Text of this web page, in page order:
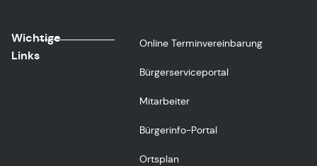
Wichtige
Links
Online Terminvereinbarung
Bürgerserviceportal
Mitarbeiter
Bürgerinfo-Portal
Ortsplan